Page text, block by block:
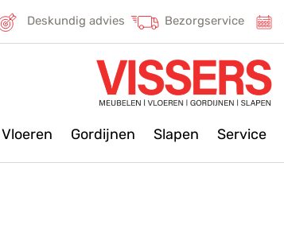
Deskundig advies Bezorgservice
Vloeren Gordijnen Slapen Service